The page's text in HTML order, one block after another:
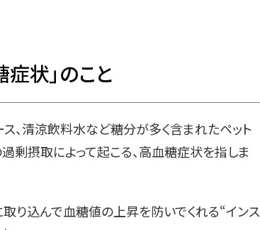
状」のこと
ス、清涼飲料水など糖分が多く含まれたペット
剰摂取によって起こる、高血糖症状を指しま
り込んで血糖値の上昇を防いでくれる“インス